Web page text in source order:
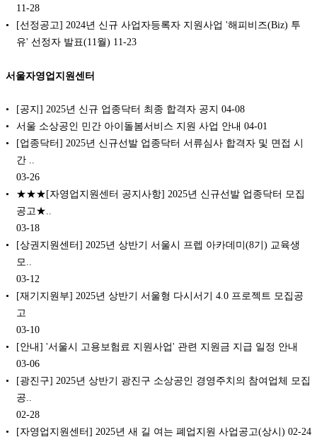
11-28
[선정공고] 2024년 신규 사업자등록자 지원사업 '해피비즈(Biz) 투
유' 선정자 발표(11월) 11-23
서울자영업지원센터
[공지] 2025년 신규 업종닥터 최종 합격자 공지 04-08
서울 소상공인 민간 아이돌봄서비스 지원 사업 안내 04-01
[업종닥터] 2025년 신규선발 업종닥터 서류심사 합격자 및 면접 시
간 ..
03-26
★★★[자영업지원센터 공지사항] 2025년 신규선발 업종닥터 모집
공고★..
03-18
[상권지원센터] 2025년 상반기 서울시 프렙 아카데미(8기) 교육생
모..
03-12
[재기지원부] 2025년 상반기 서울형 다시서기 4.0 프로젝트 모집공
고
03-10
[안내] '서울시 고용보험료 지원사업' 관련 지원금 지급 일정 안내
03-06
[광진구] 2025년 상반기 광진구 소상공인 경영주치의 참여업체 모집
공..
02-28
[자영업지원센터] 2025년 새 길 여는 폐업지원 사업공고(상시) 02-24